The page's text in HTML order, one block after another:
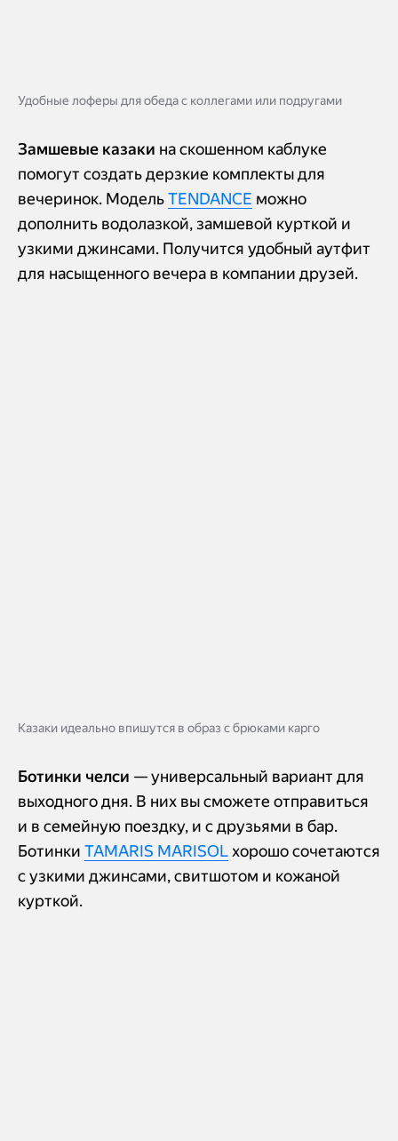
Удобные лоферы для обеда с коллегами или подругами
Замшевые казаки на скошенном каблуке
помогут создать дерзкие комплекты для
вечеринок. МодельTENDANCE можно
дополнить водолазкой, замшевой курткой и
узкими джинсами. Получится удобный аутфит
для насыщенного вечера в компании друзей.
Казаки идеально впишутся в образ с брюками карго
Ботинки челси — универсальный вариант для
выходного дня. В них вы сможете отправиться
и в семейную поездку, и с друзьями в бар.
Ботинки TAMARIS MARISOL хорошо сочетаются
с узкими джинсами, свитшотом и кожаной
курткой.